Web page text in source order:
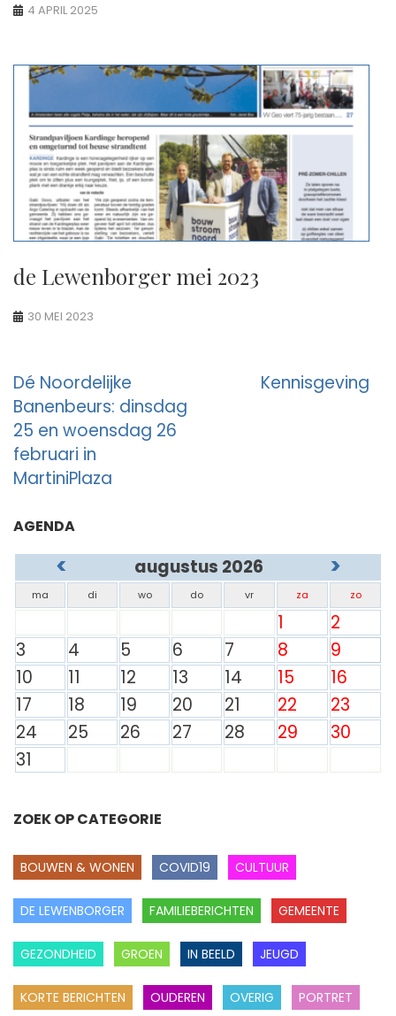
4 APRIL 2025
de Lewenborger mei 2023
30 MEI 2023
Berichtnavigatie
Dé Noordelijke
Banenbeurs: dinsdag
25 en woensdag 26
februari in
MartiniPlaza
Kennisgeving
AGENDA
< augustus 2026 >
ma di wo do vr za zo
1
2
3
4 5 6 7 8
9
10
11 12 13 14 15
16
17
18 19 20 21 22
23
24
25 26 27 28 29
30
31
ZOEK OP CATEGORIE
BOUWEN & WONEN COVID19 CULTUUR
DE LEWENBORGER FAMILIEBERICHTEN GEMEENTE
GEZONDHEID GROEN IN BEELD JEUGD
KORTE BERICHTEN OUDEREN OVERIG PORTRET